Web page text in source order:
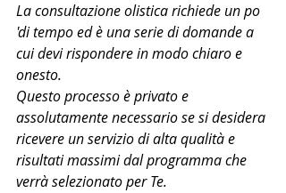
La consultazione olistica richiede un po
'di tempo ed è una serie di domande a
cui devi rispondere in modo chiaro e
onesto.
Questo processo è privato e
assolutamente necessario se si desidera
ricevere un servizio di alta qualità e
risultati massimi dal programma che
verrà selezionato per Te.